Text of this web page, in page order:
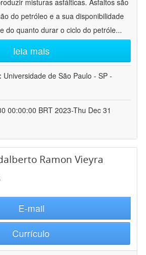
misturas asfálticas. Asfaltos são
do petróleo e a sua disponibilidade
do quanto durar o ciclo do petróle...
leia mais
Universidade de São Paulo - SP -
00:00:00 BRT 2023-Thu Dec 31
Ramon Vieyra
E-mail
Currículo